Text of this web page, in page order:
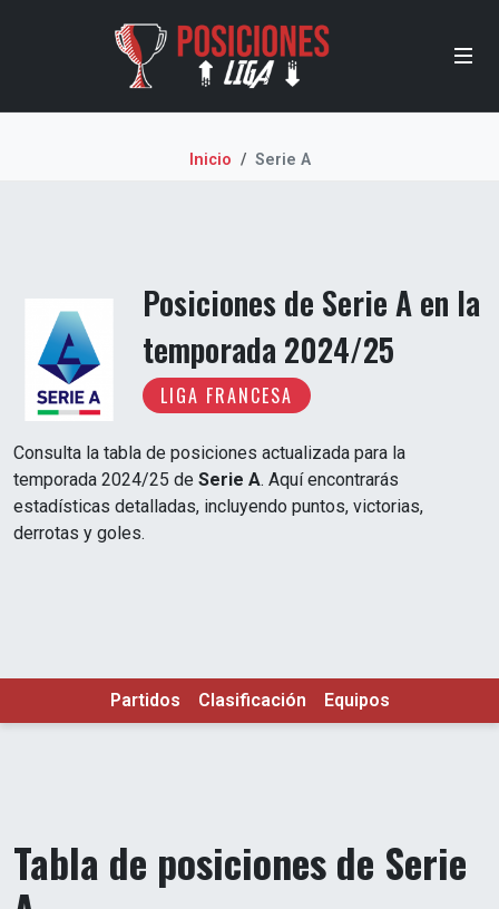
Inicio Serie A
Posiciones de Serie A en la
temporada 2024/25
LIGA FRANCESA
Consulta la tabla de posiciones actualizada para la
temporada 2024/25 de Serie A. Aquí encontrarás
estadísticas detalladas, incluyendo puntos, victorias,
derrotas y goles.
Partidos Clasificación Equipos
Tabla de posiciones de Serie